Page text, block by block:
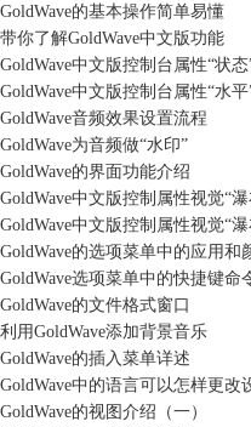
GoldWave的基本操作简单易懂
带你了解GoldWave中文版功能
GoldWave中文版控制台属性“状
GoldWave中文版控制台属性“水
GoldWave音频效果设置流程
GoldWave为音频做“水印”
GoldWave的界面功能介绍
GoldWave中文版控制属性视觉“
GoldWave中文版控制属性视觉“
GoldWave的选项菜单中的应用和
GoldWave选项菜单中的快捷键命
GoldWave的文件格式窗口
利用GoldWave添加背景音乐
GoldWave的插入菜单详述
GoldWave中的语言可以怎样更改
GoldWave的视图介绍（一）